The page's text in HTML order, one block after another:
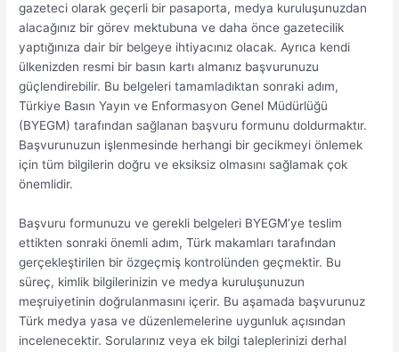
gazeteci olarak geçerli bir pasaporta, medya kuruluşunuzdan
alacağınız bir görev mektubuna ve daha önce gazetecilik
yaptığınıza dair bir belgeye ihtiyacınız olacak. Ayrıca kendi
ülkenizden resmi bir basın kartı almanız başvurunuzu
güçlendirebilir. Bu belgeleri tamamladıktan sonraki adım,
Türkiye Basın Yayın ve Enformasyon Genel Müdürlüğü
(BYEGM) tarafından sağlanan başvuru formunu doldurmaktır.
Başvurunuzun işlenmesinde herhangi bir gecikmeyi önlemek
için tüm bilgilerin doğru ve eksiksiz olmasını sağlamak çok
önemlidir.
Başvuru formunuzu ve gerekli belgeleri BYEGM’ye teslim
ettikten sonraki önemli adım, Türk makamları tarafından
gerçekleştirilen bir özgeçmiş kontrolünden geçmektir. Bu
süreç, kimlik bilgilerinizin ve medya kuruluşunuzun
meşruiyetinin doğrulanmasını içerir. Bu aşamada başvurunuz
Türk medya yasa ve düzenlemelerine uygunluk açısından
incelenecektir. Sorularınız veya ek bilgi taleplerinizi derhal